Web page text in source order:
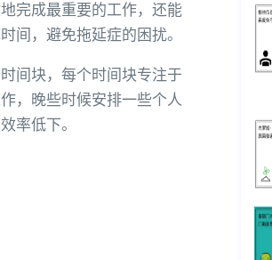
完成最重要的工作，还能
间，避免拖延症的困扰。
间块，每个时间块专注于
，晚些时候安排一些个人
率低下。